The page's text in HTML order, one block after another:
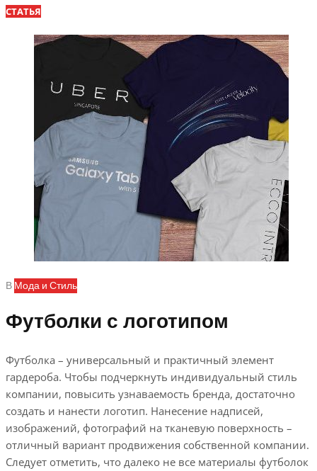
СТАТЬЯ
ВМода и Стиль
Футболки с логотипом
Футболка – универсальный и практичный элемент
гардероба. Чтобы подчеркнуть индивидуальный стиль
компании, повысить узнаваемость бренда, достаточно
создать и нанести логотип. Нанесение надписей,
изображений, фотографий на тканевую поверхность –
отличный вариант продвижения собственной компании.
Следует отметить, что далеко не все материалы футболок